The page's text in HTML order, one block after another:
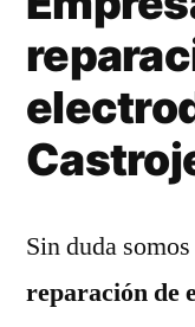
Sin duda
reparación de